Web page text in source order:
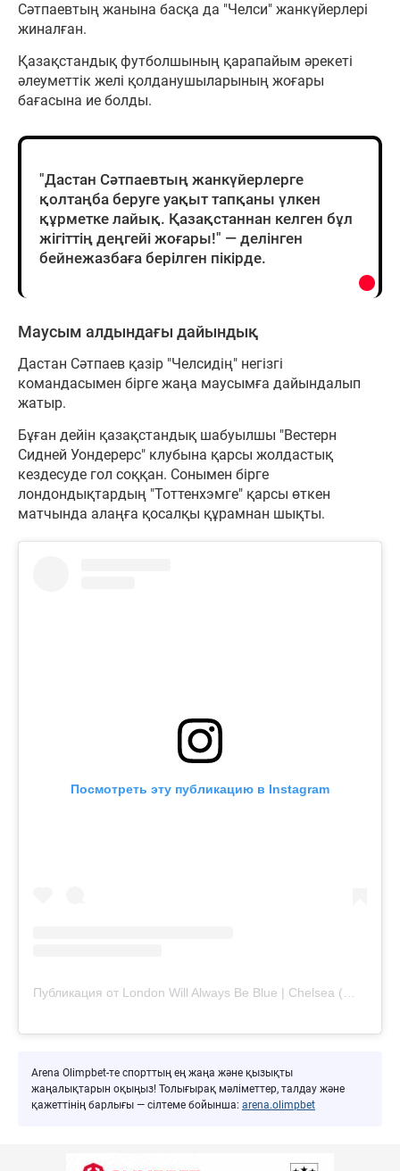
Сәтпаевтың жанына басқа да "Челси" жанкүйерлері
жиналған.
Қазақстандық футболшының қарапайым әрекеті
әлеуметтік желі қолданушыларының жоғары
бағасына ие болды.
"Дастан Сәтпаевтың жанкүйерлерге
қолтаңба беруге уақыт тапқаны үлкен
құрметке лайық. Қазақстаннан келген бұл
жігіттің деңгейі жоғары!" — делінген
бейнежазбаға берілген пікірде.
Маусым алдындағы дайындық
Дастан Сәтпаев қазір "Челсидің" негізгі
командасымен бірге жаңа маусымға дайындалып
жатыр.
Бұған дейін қазақстандық шабуылшы "Вестерн
Сидней Уондерерс" клубына қарсы жолдастық
кездесуде гол соққан. Сонымен бірге
лондондықтардың "Тоттенхэмге" қарсы өткен
матчында алаңға қосалқы құрамнан шықты.
Посмотреть эту публикацию в Instagram
Arena Olimpbet-те спорттың ең жаңа және қызықты
жаңалықтарын оқыңыз! Толығырақ мәліметтер, талдау және
қажеттінің барлығы — сілтеме бойынша: arena.olimpbet